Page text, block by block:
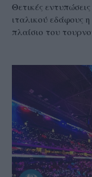
Θετικές
ιταλικού εδάφους
πλαίσιο του